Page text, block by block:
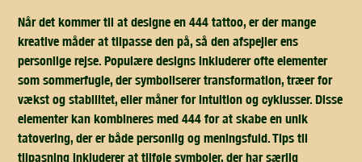
Når det kommer til at designe en 444 tattoo, er der mange
kreative måder at tilpasse den på, så den afspejler ens
personlige rejse. Populære designs inkluderer ofte elementer
som sommerfugle, der symboliserer transformation, træer for
vækst og stabilitet, eller måner for intuition og cyklusser. Disse
elementer kan kombineres med 444 for at skabe en unik
tatovering, der er både personlig og meningsfuld. Tips til
tilpasning inkluderer at tilføje symboler, der har særlig